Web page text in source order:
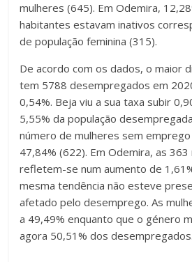
mulheres (645). Em Odemira,
habitantes estavam inativos
de população feminina (315).
De acordo com os dados, o maior
tem 5788 desempregados em
0,54%. Beja viu a sua taxa subir
5,55% da população
número de mulheres sem emprego
47,84% (622). Em Odemira, as 363
refletem-se num aumento de
mesma tendência não esteve
afetado pelo desemprego. As
a 49,49% enquanto que o género
agora 50,51% dos desempregados.